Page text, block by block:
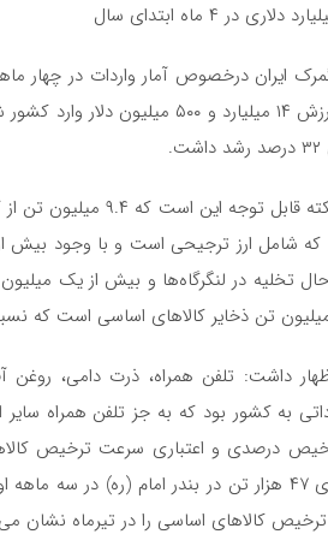
تخلیه در لنگرگاه‌ها و بیش از یک
داشت: تلفن همراه، ذرت دامی، روغن
به کشور بود که به جز تلفن همراه
درصدی و اعتباری سرعت ترخیص